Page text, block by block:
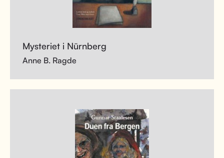
Mysteriet i Nürnberg
Anne B. Ragde